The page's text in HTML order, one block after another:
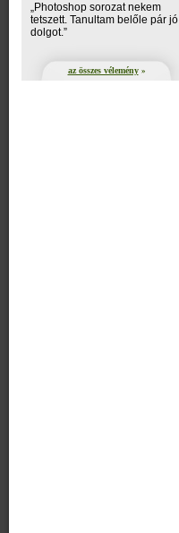
„Photoshop sorozat nekem
tetszett. Tanultam belőle pár jó
dolgot.”
az összes vélemény »